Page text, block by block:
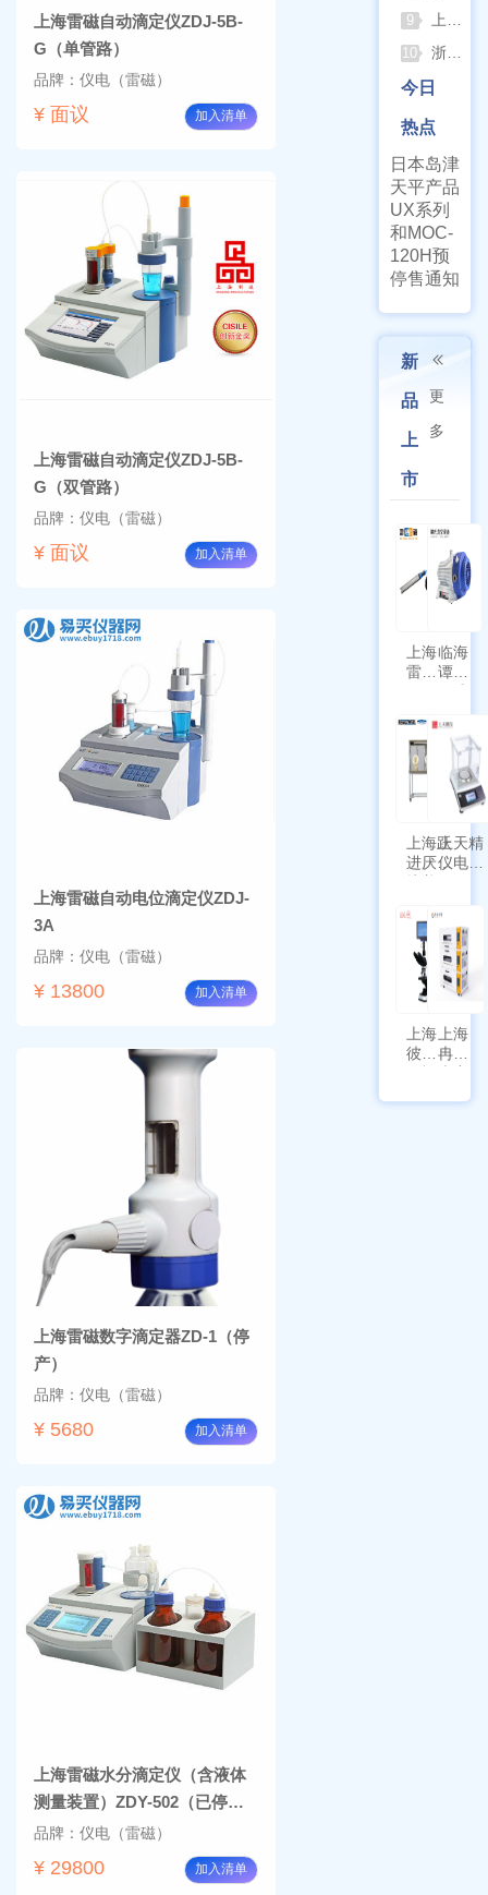
上海雷磁自动滴定仪ZDJ-5B-
G（单管路）
品牌：仪电（雷磁）
¥ 面议 加入清单
上海雷磁自动滴定仪ZDJ-5B-
G（双管路）
品牌：仪电（雷磁）
¥ 面议 加入清单
上海雷磁自动电位滴定仪ZDJ-
3A
品牌：仪电（雷磁）
¥ 13800 加入清单
上海雷磁数字滴定器ZD-1（停
产）
品牌：仪电（雷磁）
¥ 5680 加入清单
上海雷磁水分滴定仪（含液体
测量装置）ZDY-502（已停产
替代产品SFK-503V）
品牌：仪电（雷磁）
¥ 29800 加入清单
9 上海申安灭菌器外排、内排与干燥功能全解析
10 浙江孚夏：打造合规可靠的实验室洁净装备
今日
热点
日本岛津
天平产品
UX系列
和MOC-
120H预
停售通知
新
品
上
市
更
多
上海
雷磁
符合
新国
标带
功能
临海
谭氏
干式
泵
SPL-
10
上海跃
进厌氧
培养箱
III-T
上天精
仪电子
带审计
追踪功
能
上海
彼爱
姆视
上海
冉绘
大容